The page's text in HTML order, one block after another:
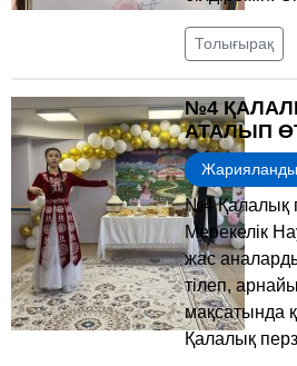
Толығырақ
№4
АТАЛЫП
№4 Қалалық
Мерекелік
жас
тілеп,
мақсатында
Қалалық